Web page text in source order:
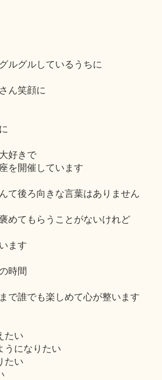
ルグルしているうちに
ん笑顔に
好きで
を開催しています
て後ろ向きな言葉はありません
めてもらうことがないけれど
ます
時間
で誰でも楽しめて心が整います
たい
うになりたい
たい